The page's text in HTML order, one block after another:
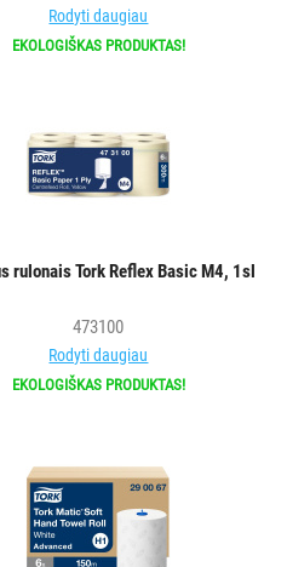
Rodyti daugiau
EKOLOGIŠKAS PRODUKTAS!
rulonais Tork Reflex Basic M4, 1sl
473100
Rodyti daugiau
EKOLOGIŠKAS PRODUKTAS!